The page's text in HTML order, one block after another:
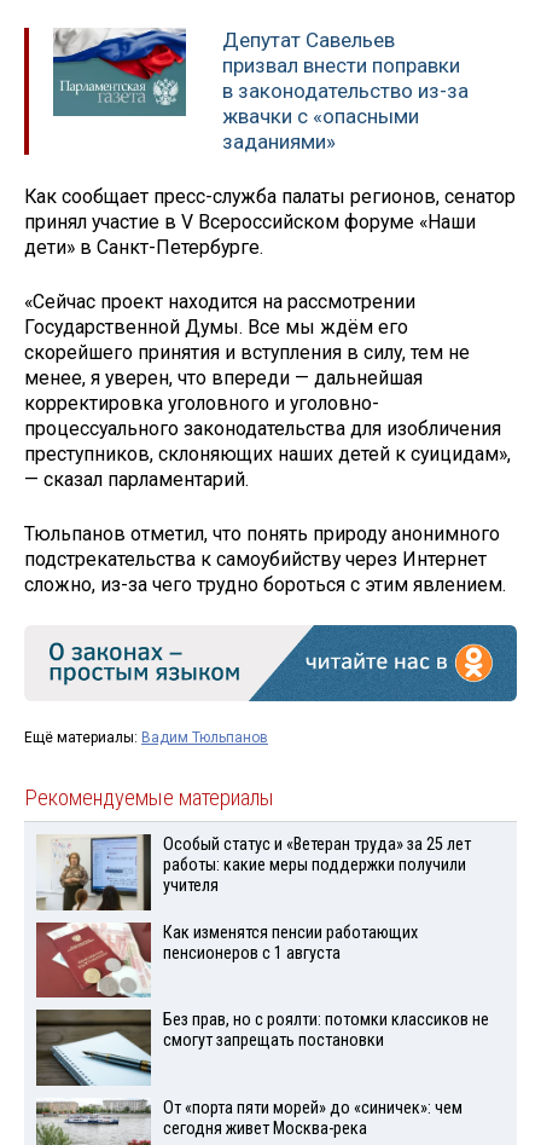
Депутат Савельев
призвал внести поправки
в законодательство из-за
жвачки с «опасными
заданиями»
Как сообщает пресс-служба палаты регионов, сенатор
принял участие в V Всероссийском форуме «Наши
дети» в Санкт-Петербурге.
«Сейчас проект находится на рассмотрении
Государственной Думы. Все мы ждём его
скорейшего принятия и вступления в силу, тем не
менее, я уверен, что впереди — дальнейшая
корректировка уголовного и уголовно-
процессуального законодательства для изобличения
преступников, склоняющих наших детей к суицидам»,
— сказал парламентарий.
Тюльпанов отметил, что понять природу анонимного
подстрекательства к самоубийству через Интернет
сложно, из-за чего трудно бороться с этим явлением.
Ещё материалы: Вадим Тюльпанов
Рекомендуемые материалы
Особый статус и «Ветеран труда» за 25 лет
работы: какие меры поддержки получили
учителя
Как изменятся пенсии работающих
пенсионеров с 1 августа
Без прав, но с роялти: потомки классиков не
смогут запрещать постановки
От «порта пяти морей» до «синичек»: чем
сегодня живет Москва-река